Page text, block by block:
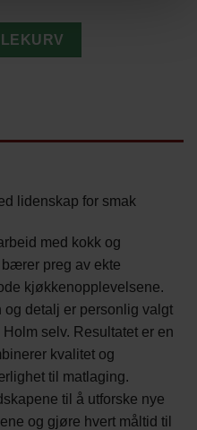
antall
lidenskap for smak
med kokk og
preg av ekte
kjøkkenopplevelsene.
og detalj er personlig valgt
selv. Resultatet er en
kvalitet og
til matlaging.
til å utforske nye
og gjøre hvert måltid til